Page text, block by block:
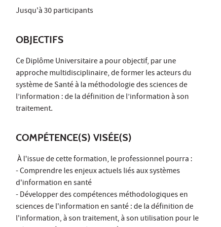
Jusqu'à 30 participants
OBJECTIFS
Ce Diplôme Universitaire a pour objectif, par une
approche multidisciplinaire, de former les acteurs du
système de Santé à la méthodologie des sciences de
l’information : de la définition de l’information à son
traitement.
COMPÉTENCE(S) VISÉE(S)
À l'issue de cette formation, le professionnel pourra :
- Comprendre les enjeux actuels liés aux systèmes
d'information en santé
- Développer des compétences méthodologiques en
sciences de l'information en santé : de la définition de
l'information, à son traitement, à son utilisation pour le